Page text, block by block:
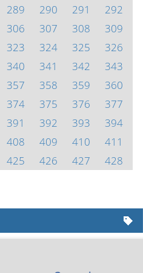
289 290 291
292
306 307 308
309
323 324 325
326
340 341 342
343
357 358 359
360
374 375 376
377
391 392 393
394
408 409 410
411
425 426 427
428